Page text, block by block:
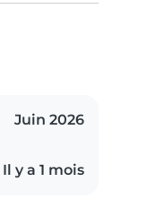
Juin 2026
Il y a 1 mois